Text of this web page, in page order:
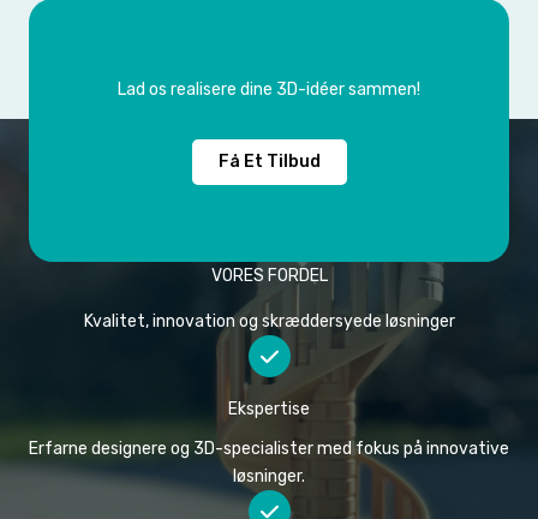
Lad os realisere dine 3D-idéer sammen!
Få Et Tilbud
VORES FORDEL
Kvalitet, innovation og skræddersyede løsninger
Ekspertise
Erfarne designere og 3D-specialister med fokus på innovative
løsninger.